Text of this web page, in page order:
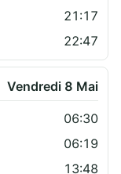
21:17
22:47
Vendredi 8 Mai
06:30
06:19
13:48